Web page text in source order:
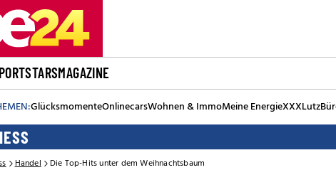
STARSMAGAZINE
GlücksmomenteOnlinecarsWohnen & ImmoMeine EnergieXXXLutz
Handel Die Top-Hits unter dem Weihnachtsbaum